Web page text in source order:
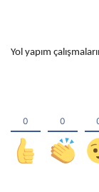
Yol yapım